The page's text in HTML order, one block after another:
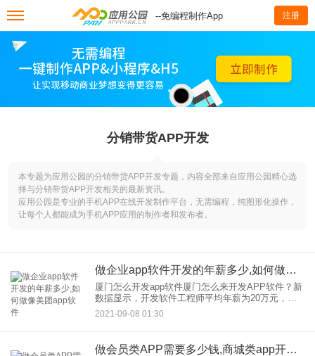
--免编程制作App 注册
分销带货APP开发
本专题为应用公园的分销带货APP开发专题，内容全部来自应用公园精心选
择与分销带货APP开发相关的最新资讯。
应用公园是专业的手机APP在线开发制作平台，无需编程，纯图形化操作，
让每个人都能成为手机APP应用的制作者和发布者。
做企业app软件开发的年薪多少,如何做像美团app软件
厦门怎么开发app软件厦门怎么来开发APP软件？新
数据显示，开发软件工程师平均年薪为20万元，其
中外资独资企业企业，年薪较高，约为国内所有城
市平均年薪的1.1-1.4倍。软件工程师在开发的入职
2021-09-08 01:30
做会员类APP需要多少钱,商城类app开发需要多少钱